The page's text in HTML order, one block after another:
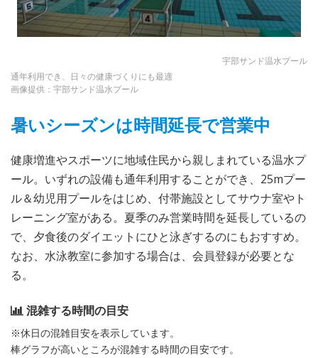
宇部サンド温水プール
通年利用でき、日々の健康づくりにも最適
画像提供：宇部サンド温水プール
暑いシーズンは時間延長で営業中
健康増進やスポーツに地域住民から親しまれている温水プ
ール。いずれの設備も通年利用することができ、25mプー
ル＆幼児用プールをはじめ、付帯施設としてサウナ室やト
レーニング室がある。夏季のみ営業時間を延長しているの
で、夕食後のダイエットにひと泳ぎするのにもおすすめ。
なお、水泳教室に参加する場合は、会員登録が必要とな
る。
混雑する時間の目安
※休日の混雑目安を表示しています。
棒グラフが高いところが混雑する時間の目安です。